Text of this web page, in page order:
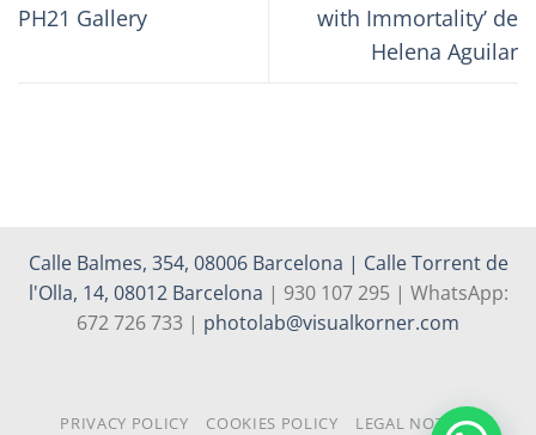
PH21 Gallery
with Immortality’ de
Helena Aguilar
Calle Balmes, 354, 08006 Barcelona | Calle Torrent de
l'Olla, 14, 08012 Barcelona | 930 107 295 | WhatsApp:
672 726 733 | photolab@visualkorner.com
PRIVACY POLICY COOKIES POLICY
LEGAL NOTICE